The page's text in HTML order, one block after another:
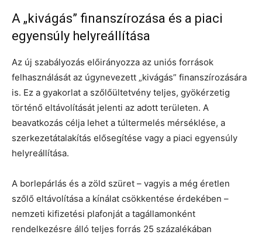
A „kivágás” finanszírozása és a piaci
egyensúly helyreállítása
Az új szabályozás előirányozza az uniós források
felhasználását az úgynevezett „kivágás” finanszírozására
is. Ez a gyakorlat a szőlőültetvény teljes, gyökérzetig
történő eltávolítását jelenti az adott területen. A
beavatkozás célja lehet a túltermelés mérséklése, a
szerkezetátalakítás elősegítése vagy a piaci egyensúly
helyreállítása.
A borlepárlás és a zöld szüret – vagyis a még éretlen
szőlő eltávolítása a kínálat csökkentése érdekében –
nemzeti kifizetési plafonját a tagállamonként
rendelkezésre álló teljes forrás 25 százalékában